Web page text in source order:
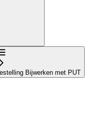
Bijwerken met PUT